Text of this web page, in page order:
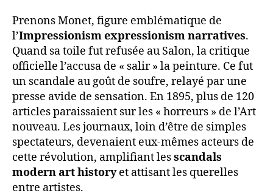
Prenons Monet, figure emblématique de
l’Impressionism expressionism narratives.
Quand sa toile fut refusée au Salon, la critique
officielle l’accusa de « salir » la peinture. Ce fut
un scandale au goût de soufre, relayé par une
presse avide de sensation. En 1895, plus de 120
articles paraissaient sur les « horreurs » de l’Art
nouveau. Les journaux, loin d’être de simples
spectateurs, devenaient eux-mêmes acteurs de
cette révolution, amplifiant lesscandals
modern art historyet attisant les querelles
entre artistes.